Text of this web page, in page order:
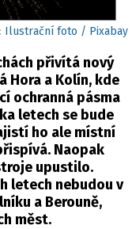
Ilustrační foto / Pixabay
přivítá nový
Hora a Kolín, kde
ochranná pásma
letech se bude
ho ale místní
Naopak
upustilo.
letech nebudou v
a Berouně,
měst.